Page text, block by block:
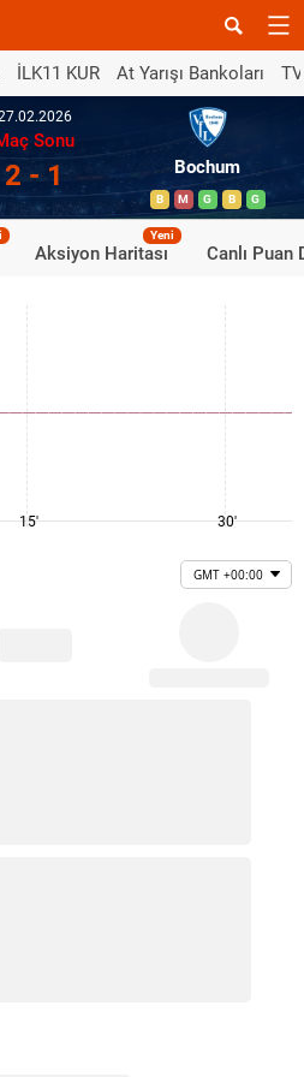
İLK11 KUR At Yarışı Bankoları
Sonu
2 - 1 Bochum
B M G B G
Aksiyon Haritası
Yeni
Canlı Puan
15' 30'
GMT +00:00